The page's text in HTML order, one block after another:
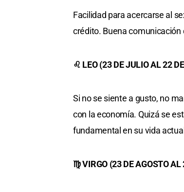
Facilidad para acercarse al
crédito. Buena
♌ LEO (23 DE JULIO AL 22
Si no se siente a gusto, no
con la economía. Quizá se
fundamental en su vida
♍ VIRGO (23 DE AGOSTO